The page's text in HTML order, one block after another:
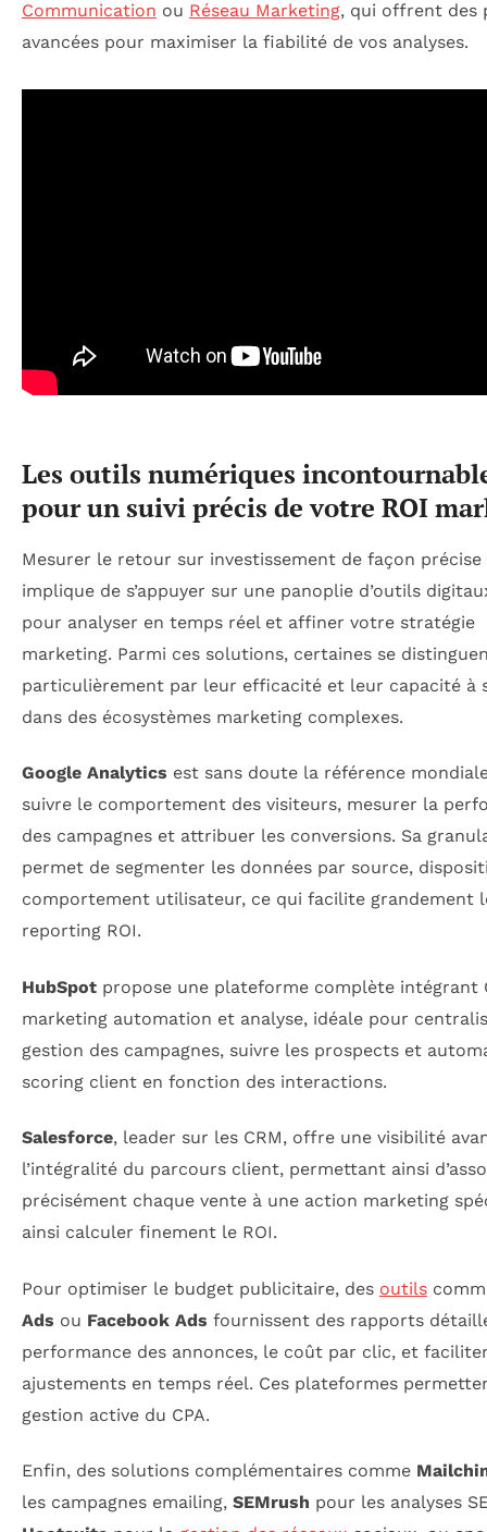
Communication ou Réseau Marketing, qui offrent des
avancées pour maximiser la fiabilité de vos analyses.
Les outils numériques
pour un suivi précis de votre ROI
Mesurer le retour sur investissement de façon précise
implique de s’appuyer sur une panoplie d’outils
pour analyser en temps réel et affiner votre stratégie
marketing. Parmi ces solutions, certaines se
particulièrement par leur efficacité et leur capacité à
dans des écosystèmes marketing complexes.
Google Analytics est sans doute la référence
suivre le comportement des visiteurs, mesurer la
des campagnes et attribuer les conversions. Sa
permet de segmenter les données par source,
comportement utilisateur, ce qui facilite grandement
reporting ROI.
HubSpot propose une plateforme complète intégrant
marketing automation et analyse, idéale pour
gestion des campagnes, suivre les prospects et
scoring client en fonction des interactions.
Salesforce, leader sur les CRM, offre une visibilité
l’intégralité du parcours client, permettant ainsi
précisément chaque vente à une action marketing
ainsi calculer finement le ROI.
Pour optimiser le budget publicitaire, des outils
Ads ou Facebook Ads fournissent des rapports
performance des annonces, le coût par clic, et
ajustements en temps réel. Ces plateformes
gestion active du CPA.
Enfin, des solutions complémentaires comme
les campagnes emailing, SEMrush pour les analyses